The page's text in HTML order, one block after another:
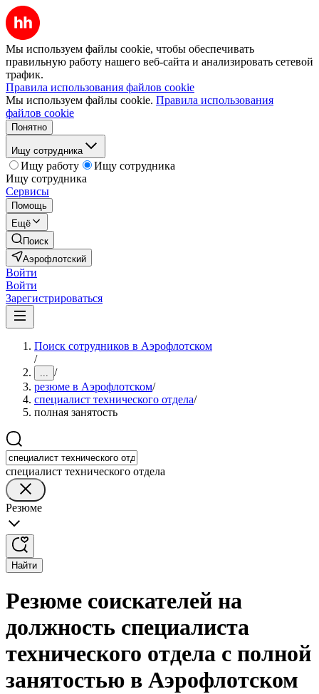
Мы используем файлы cookie, чтобы обеспечивать
правильную работу нашего веб-сайта и анализировать сетевой
трафик.
Правила использования файлов cookie
Мы используем файлы cookie. Правила использования
файлов cookie
Понятно
Ищу сотрудника
Ищу работу
Ищу сотрудника
Ищу сотрудника
Сервисы
Помощь
Ещё
Поиск
Аэрофлотский
Войти
Войти
Зарегистрироваться
Поиск сотрудников в Аэрофлотском
/
... /
резюме в Аэрофлотском/
специалист технического отдела/
полная занятость
специалист технического отдела
Резюме
Найти
Резюме соискателей на
должность специалиста
технического отдела с полной
занятостью в Аэрофлотском